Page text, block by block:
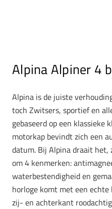
Alpina Alpiner 4
Alpina is de juiste
toch Zwitsers, sportief en
gebaseerd op een klassieke
motorkap bevindt zich een
datum. Bij Alpina draait het,
om 4 kenmerken:
waterbestendigheid en
horloge komt met een
zij- en achterkant